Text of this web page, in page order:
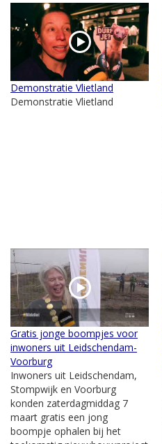
Demonstratie Vlietland
Demonstratie Vlietland
Gratis jonge boompjes voor
inwoners uit Leidschendam-
Voorburg
Inwoners uit Leidschendam,
Stompwijk en Voorburg
konden zaterdagmiddag 7
maart gratis een jong
boompje ophalen bij het